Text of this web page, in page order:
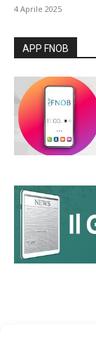
4 Aprile 2025
APP FNOB